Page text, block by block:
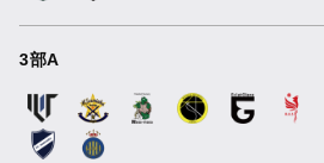
3部A